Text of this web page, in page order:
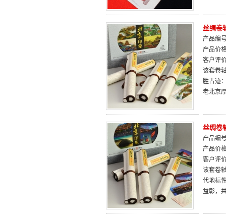
丝绸卷
产品编
产品价
客户评
该套卷
胜古迹
老北京
丝绸卷
产品编
产品价
客户评
该套卷
代地标
益彰，